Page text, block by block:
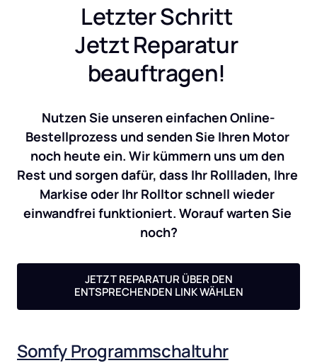
Letzter Schritt
Jetzt Reparatur
beauftragen!
Nutzen Sie unseren einfachen Online-
Bestellprozess und senden Sie Ihren Motor
noch heute ein. Wir kümmern uns um den
Rest und sorgen dafür, dass Ihr Rollladen, Ihre
Markise oder Ihr Rolltor schnell wieder
einwandfrei funktioniert. Worauf warten Sie
noch?
JETZT REPARATUR ÜBER DEN
ENTSPRECHENDEN LINK WÄHLEN
Somfy Programmschaltuhr